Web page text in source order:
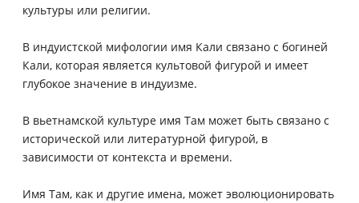
культуры или религии.
В индуистской мифологии имя Кали связано с богиней
Кали, которая является культовой фигурой и имеет
глубокое значение в индуизме.
В вьетнамской культуре имя Там может быть связано с
исторической или литературной фигурой, в
зависимости от контекста и времени.
Имя Там, как и другие имена, может эволюционировать